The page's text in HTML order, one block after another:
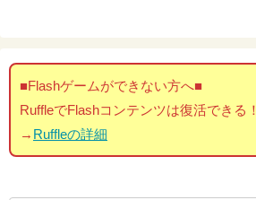
■Flashゲームができない方へ■
RuffleでFlashコンテンツは復活できる！
→ Ruffleの詳細